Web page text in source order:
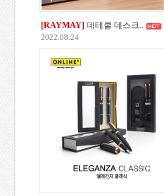
[RAYMAY] 데테쿨 데스크..
2022.08.24